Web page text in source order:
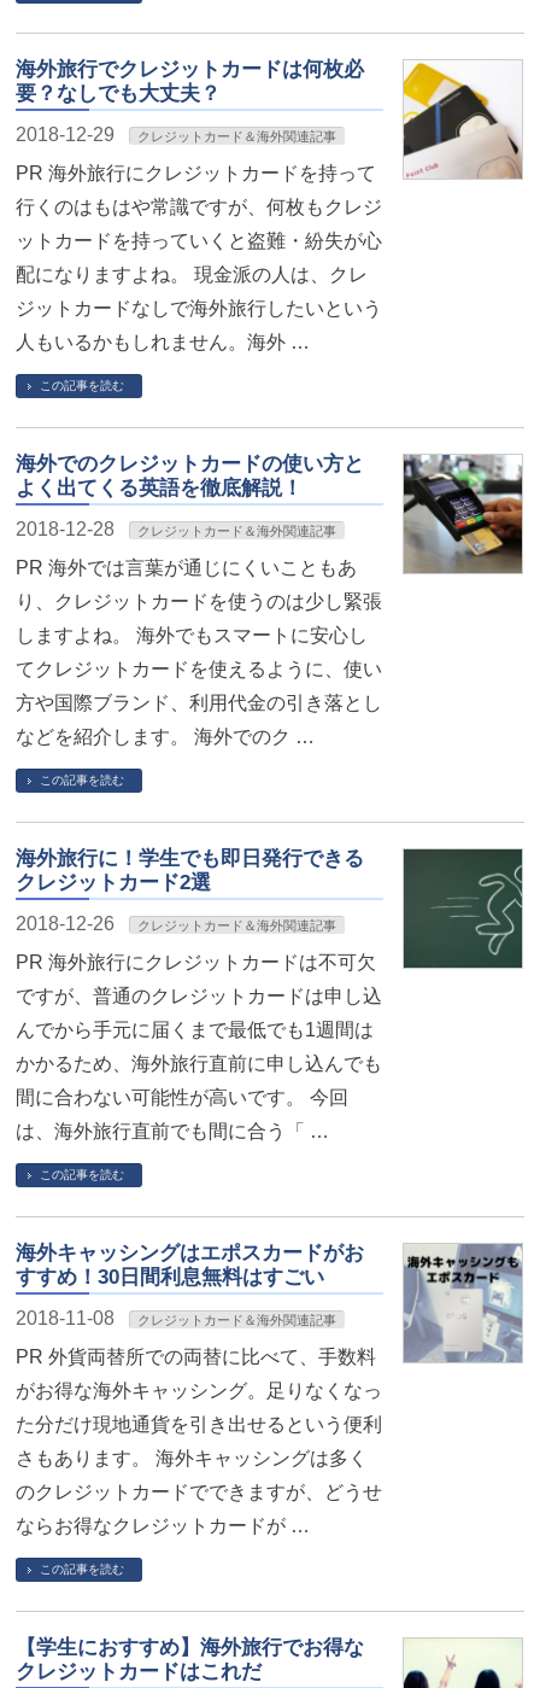
海外旅行でクレジットカードは何枚必
要？なしでも大丈夫？
2018-12-29 クレジットカード＆海外関連記事
PR 海外旅行にクレジットカードを持って
行くのはもはや常識ですが、何枚もクレジ
ットカードを持っていくと盗難・紛失が心
配になりますよね。 現金派の人は、クレ
ジットカードなしで海外旅行したいという
人もいるかもしれません。海外 …
この記事を読む
海外でのクレジットカードの使い方と
よく出てくる英語を徹底解説！
2018-12-28 クレジットカード＆海外関連記事
PR 海外では言葉が通じにくいこともあ
り、クレジットカードを使うのは少し緊張
しますよね。 海外でもスマートに安心し
てクレジットカードを使えるように、使い
方や国際ブランド、利用代金の引き落とし
などを紹介します。 海外でのク …
この記事を読む
海外旅行に！学生でも即日発行できる
クレジットカード2選
2018-12-26 クレジットカード＆海外関連記事
PR 海外旅行にクレジットカードは不可欠
ですが、普通のクレジットカードは申し込
んでから手元に届くまで最低でも1週間は
かかるため、海外旅行直前に申し込んでも
間に合わない可能性が高いです。 今回
は、海外旅行直前でも間に合う「 …
この記事を読む
海外キャッシングはエポスカードがお
すすめ！30日間利息無料はすごい
2018-11-08 クレジットカード＆海外関連記事
PR 外貨両替所での両替に比べて、手数料
がお得な海外キャッシング。足りなくなっ
た分だけ現地通貨を引き出せるという便利
さもあります。 海外キャッシングは多く
のクレジットカードでできますが、どうせ
ならお得なクレジットカードが …
この記事を読む
【学生におすすめ】海外旅行でお得な
クレジットカードはこれだ